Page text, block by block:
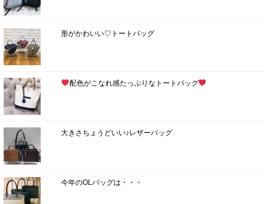
形がかわいい♡トートバッグ
配色がこなれ感たっぷりなトートバッグ
大きさちょうどいい♪レザーバッグ
今年のOLバッグは・・・